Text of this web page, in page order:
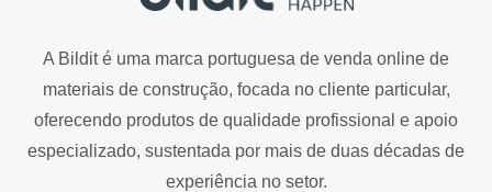
A Bildit é uma marca portuguesa de venda online de
materiais de construção, focada no cliente particular,
oferecendo produtos de qualidade profissional e apoio
especializado, sustentada por mais de duas décadas de
experiência no setor.